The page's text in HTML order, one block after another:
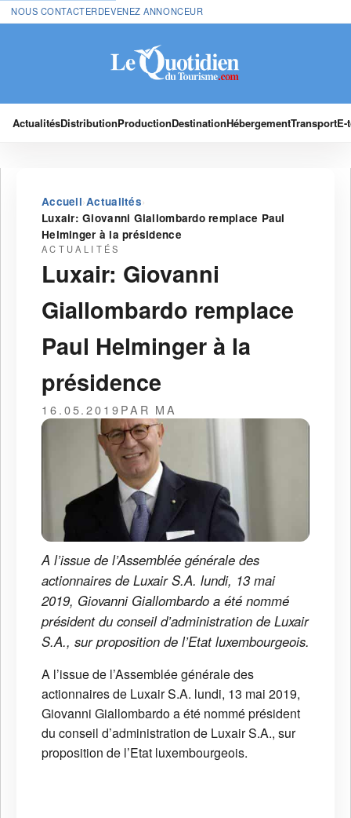
NOUS CONTACTERDEVENEZ ANNONCEUR
ActualitésDistributionProductionDestinationHébergementTransport
Accueil›Actualités›
Luxair: Giovanni Giallombardo remplace Paul
Helminger à la présidence
ACTUALITÉS
Luxair: Giovanni
Giallombardo remplace
Paul Helminger à la
présidence
16.05.2019PAR MA
A l’issue de l’Assemblée générale des
actionnaires de Luxair S.A. lundi, 13 mai
2019, Giovanni Giallombardo a été nommé
président du conseil d’administration de Luxair
S.A., sur proposition de l’Etat luxembourgeois.
A l’issue de l’Assemblée générale des
actionnaires de Luxair S.A. lundi, 13 mai 2019,
Giovanni Giallombardo a été nommé président
du conseil d’administration de Luxair S.A., sur
proposition de l’Etat luxembourgeois.